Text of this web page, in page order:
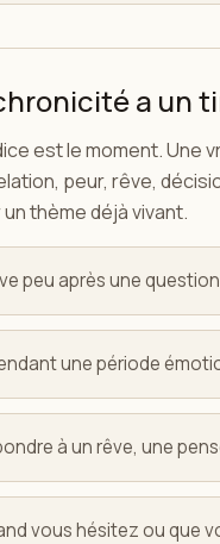
a un
est le moment. Une
peur, rêve,
thème déjà vivant.
peu après une
une période
à un rêve, une
vous hésitez ou que